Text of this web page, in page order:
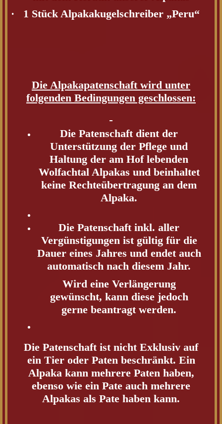
·
1 Stück Alpakakugelschreiber „Peru“
Die Alpakapatenschaft wird unter
folgenden Bedingungen geschlossen:
Die Patenschaft dient der
Unterstützung der Pflege und
Haltung der am Hof lebenden
Wolfachtal Alpakas und beinhaltet
keine Rechteübertragung an dem
Alpaka.
Die Patenschaft inkl. aller
Vergünstigungen ist gültig für die
Dauer eines Jahres und endet auch
automatisch nach diesem Jahr.
Wird eine Verlängerung
gewünscht, kann diese jedoch
gerne beantragt werden.
Die Patenschaft ist nicht Exklusiv auf
ein Tier oder Paten beschränkt. Ein
Alpaka kann mehrere Paten haben,
ebenso wie ein Pate auch mehrere
Alpakas als Pate haben kann.